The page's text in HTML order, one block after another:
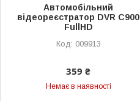
Автомобільний
відеореєстратор DVR C900
FullHD
009913
359 ₴
Немає в наявності